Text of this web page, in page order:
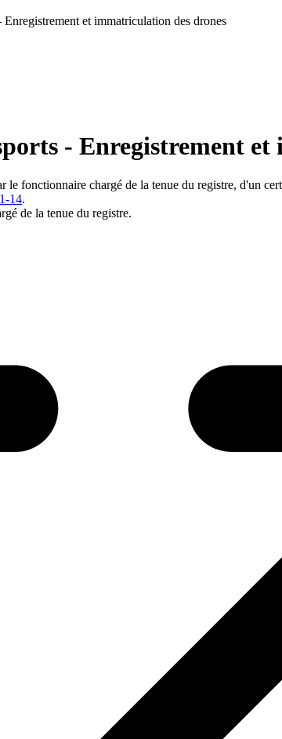
et immatriculation des drones
- Enregistrement
fonctionnaire chargé de la tenue du registre, d'un
14.
de la tenue du registre.